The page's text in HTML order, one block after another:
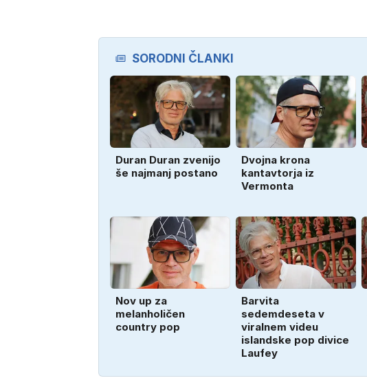
SORODNI ČLANKI
Duran Duran zvenijo
še najmanj postano
Dvojna krona
kantavtorja iz
Vermonta
Nov up za
melanholičen
country pop
Barvita
sedemdeseta v
viralnem videu
islandske pop divice
Laufey